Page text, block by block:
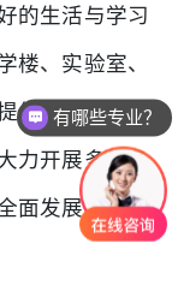
的生活与学习
楼、实验室、
供了很好的学
力开展多姿多
面发展趋势带
有哪些专业？